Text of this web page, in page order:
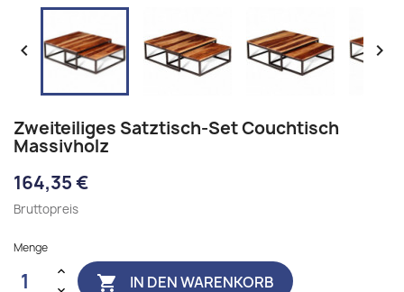
 
Zweiteiliges Satztisch-Set Couchtisch
Massivholz
164,35 €
Bruttopreis
Menge
 IN DEN WARENKORB